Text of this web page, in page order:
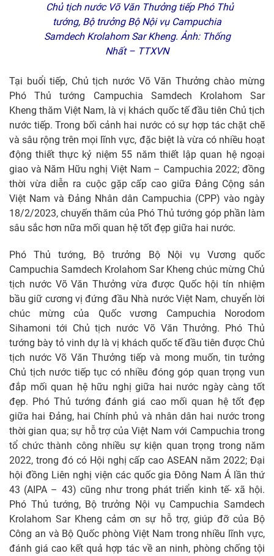
Chủ tịch nước Võ Văn Thưởng tiếp Phó Thủ
tướng, Bộ trưởng Bộ Nội vụ Campuchia
Samdech Krolahom Sar Kheng. Ảnh: Thống
Nhất – TTXVN
Tại buổi tiếp, Chủ tịch nước Võ Văn Thưởng chào mừng
Phó Thủ tướng Campuchia Samdech Krolahom Sar
Kheng thăm Việt Nam, là vị khách quốc tế đầu tiên Chủ tịch
nước tiếp. Trong bối cảnh hai nước có sự hợp tác chặt chẽ
và sâu rộng trên mọi lĩnh vực, đặc biệt là vừa có nhiều hoạt
động thiết thực kỷ niệm 55 năm thiết lập quan hệ ngoại
giao và Năm Hữu nghị Việt Nam – Campuchia 2022; đồng
thời vừa diễn ra cuộc gặp cấp cao giữa Đảng Cộng sản
Việt Nam và Đảng Nhân dân Campuchia (CPP) vào ngày
18/2/2023, chuyến thăm của Phó Thủ tướng góp phần làm
sâu sắc hơn nữa mối quan hệ tốt đẹp giữa hai nước.
Phó Thủ tướng, Bộ trưởng Bộ Nội vụ Vương quốc
Campuchia Samdech Krolahom Sar Kheng chúc mừng Chủ
tịch nước Võ Văn Thưởng vừa được Quốc hội tín nhiệm
bầu giữ cương vị đứng đầu Nhà nước Việt Nam, chuyển lời
chúc mừng của Quốc vương Campuchia Norodom
Sihamoni tới Chủ tịch nước Võ Văn Thưởng. Phó Thủ
tướng bày tỏ vinh dự là vị khách quốc tế đầu tiên được Chủ
tịch nước Võ Văn Thưởng tiếp và mong muốn, tin tưởng
Chủ tịch nước tiếp tục có nhiều đóng góp quan trọng vun
đắp mối quan hệ hữu nghị giữa hai nước ngày càng tốt
đẹp. Phó Thủ tướng đánh giá cao mối quan hệ tốt đẹp
giữa hai Đảng, hai Chính phủ và nhân dân hai nước trong
thời gian qua; sự hỗ trợ của Việt Nam với Campuchia trong
tổ chức thành công nhiều sự kiện quan trọng trong năm
2022, trong đó có Hội nghị cấp cao ASEAN năm 2022; Đại
hội đồng Liên nghị viện các quốc gia Đông Nam Á lần thứ
43 (AIPA – 43) cũng như trong phát triển kinh tế- xã hội.
Phó Thủ tướng, Bộ trưởng Nội vụ Campuchia Samdech
Krolahom Sar Kheng cảm ơn sự hỗ trợ, giúp đỡ của Bộ
Công an và Bộ Quốc phòng Việt Nam trong nhiều lĩnh vực,
đánh giá cao kết quả hợp tác về an ninh, phòng chống tội